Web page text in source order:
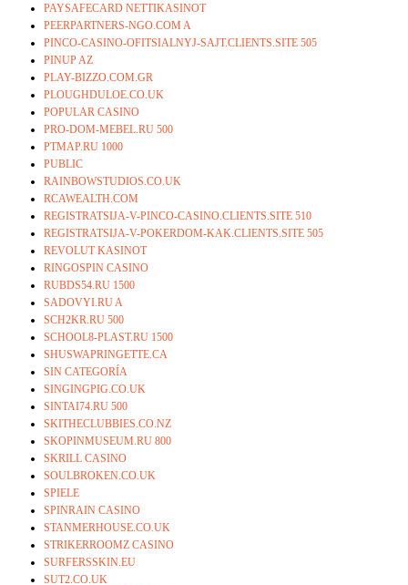
PAYSAFECARD NETTIKASINOT
PEERPARTNERS-NGO.COM A
PINCO-CASINO-OFITSIALNYJ-SAJT.CLIENTS.SITE 505
PINUP AZ
PLAY-BIZZO.COM.GR
PLOUGHDULOE.CO.UK
POPULAR CASINO
PRO-DOM-MEBEL.RU 500
PTMAP.RU 1000
PUBLIC
RAINBOWSTUDIOS.CO.UK
RCAWEALTH.COM
REGISTRATSIJA-V-PINCO-CASINO.CLIENTS.SITE 510
REGISTRATSIJA-V-POKERDOM-KAK.CLIENTS.SITE 505
REVOLUT KASINOT
RINGOSPIN CASINO
RUBDS54.RU 1500
SADOVYI.RU A
SCH2KR.RU 500
SCHOOL8-PLAST.RU 1500
SHUSWAPRINGETTE.CA
SIN CATEGORÍA
SINGINGPIG.CO.UK
SINTAI74.RU 500
SKITHECLUBBIES.CO.NZ
SKOPINMUSEUM.RU 800
SKRILL CASINO
SOULBROKEN.CO.UK
SPIELE
SPINRAIN CASINO
STANMERHOUSE.CO.UK
STRIKERROOMZ CASINO
SURFERSSKIN.EU
SUT2.CO.UK